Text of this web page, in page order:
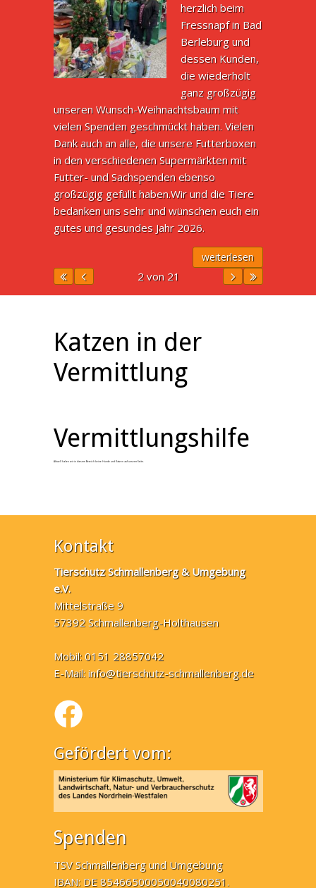
herzlich beim
Fressnapf in Bad
Berleburg und
dessen Kunden,
die wiederholt
ganz großzügig
unseren Wunsch-Weihnachtsbaum mit
vielen Spenden geschmückt haben. Vielen
Dank auch an alle, die unsere Futterboxen
in den verschiedenen Supermärkten mit
Futter- und Sachspenden ebenso
großzügig gefüllt haben.Wir und die Tiere
bedanken uns sehr und wünschen euch ein
gutes und gesundes Jahr 2026.
weiterlesen
2 von 21
Katzen in der
Vermittlung
Vermittlungshilfe
Aktuell haben wir in diesem Bereich keine Hunde und Katzen auf unserer Seite.
Kontakt
Tierschutz Schmallenberg & Umgebung
e.V.
Mittelstraße 9
57392 Schmallenberg-Holthausen
Mobil: 0151 28857042
E-Mail:info@tierschutz-schmallenberg.de
Gefördert vom:
Spenden
TSV Schmallenberg und Umgebung
IBAN: DE 85466500050040080251.